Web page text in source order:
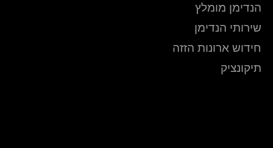
הנדימן מומלץ
שירותי הנדימן
חידוש ארונות הזזה
תיקונציק